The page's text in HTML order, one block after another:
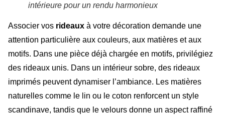
intérieure pour un rendu harmonieux
Associer vos rideaux à votre décoration demande une
attention particulière aux couleurs, aux matières et aux
motifs. Dans une pièce déjà chargée en motifs, privilégiez
des rideaux unis. Dans un intérieur sobre, des rideaux
imprimés peuvent dynamiser l’ambiance. Les matières
naturelles comme le lin ou le coton renforcent un style
scandinave, tandis que le velours donne un aspect raffiné